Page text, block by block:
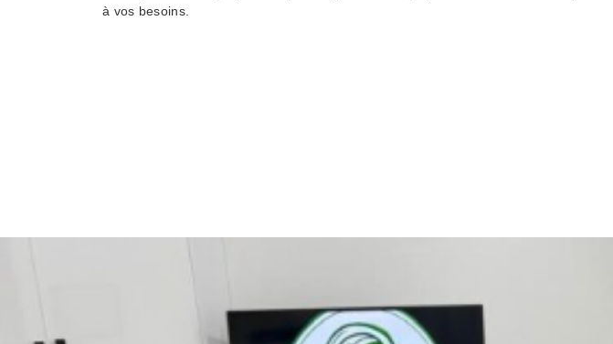
à vos besoins.